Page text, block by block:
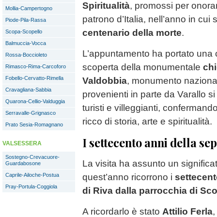
Mollia-Campertogno
Piode-Pila-Rassa
Scopa-Scopello
Balmuccia-Vocca
Rossa-Boccioleto
Rimasco-Rima-Carcoforo
Fobello-Cervatto-Rimella
Cravagliana-Sabbia
Quarona-Cellio-Valduggia
Serravalle-Grignasco
Prato Sesia-Romagnano
VALSESSERA
Sostegno-Crevacuore-
Guardabosone
Caprile-Ailoche-Postua
Pray-Portula-Coggiola
Spiritualità, promossi per
patrono d’Italia, nell’anno in cui
centenario della morte.
L’appuntamento ha portato
scoperta della monumentale
Valdobbia, monumento
provenienti in parte da Varallo
turisti e villeggianti,
ricco di storia, arte e spiritualità.
I settecento anni della
La visita ha assunto un
quest’anno ricorrono i
di Riva dalla parrocchia di
A ricordarlo è stato Attilio Ferla